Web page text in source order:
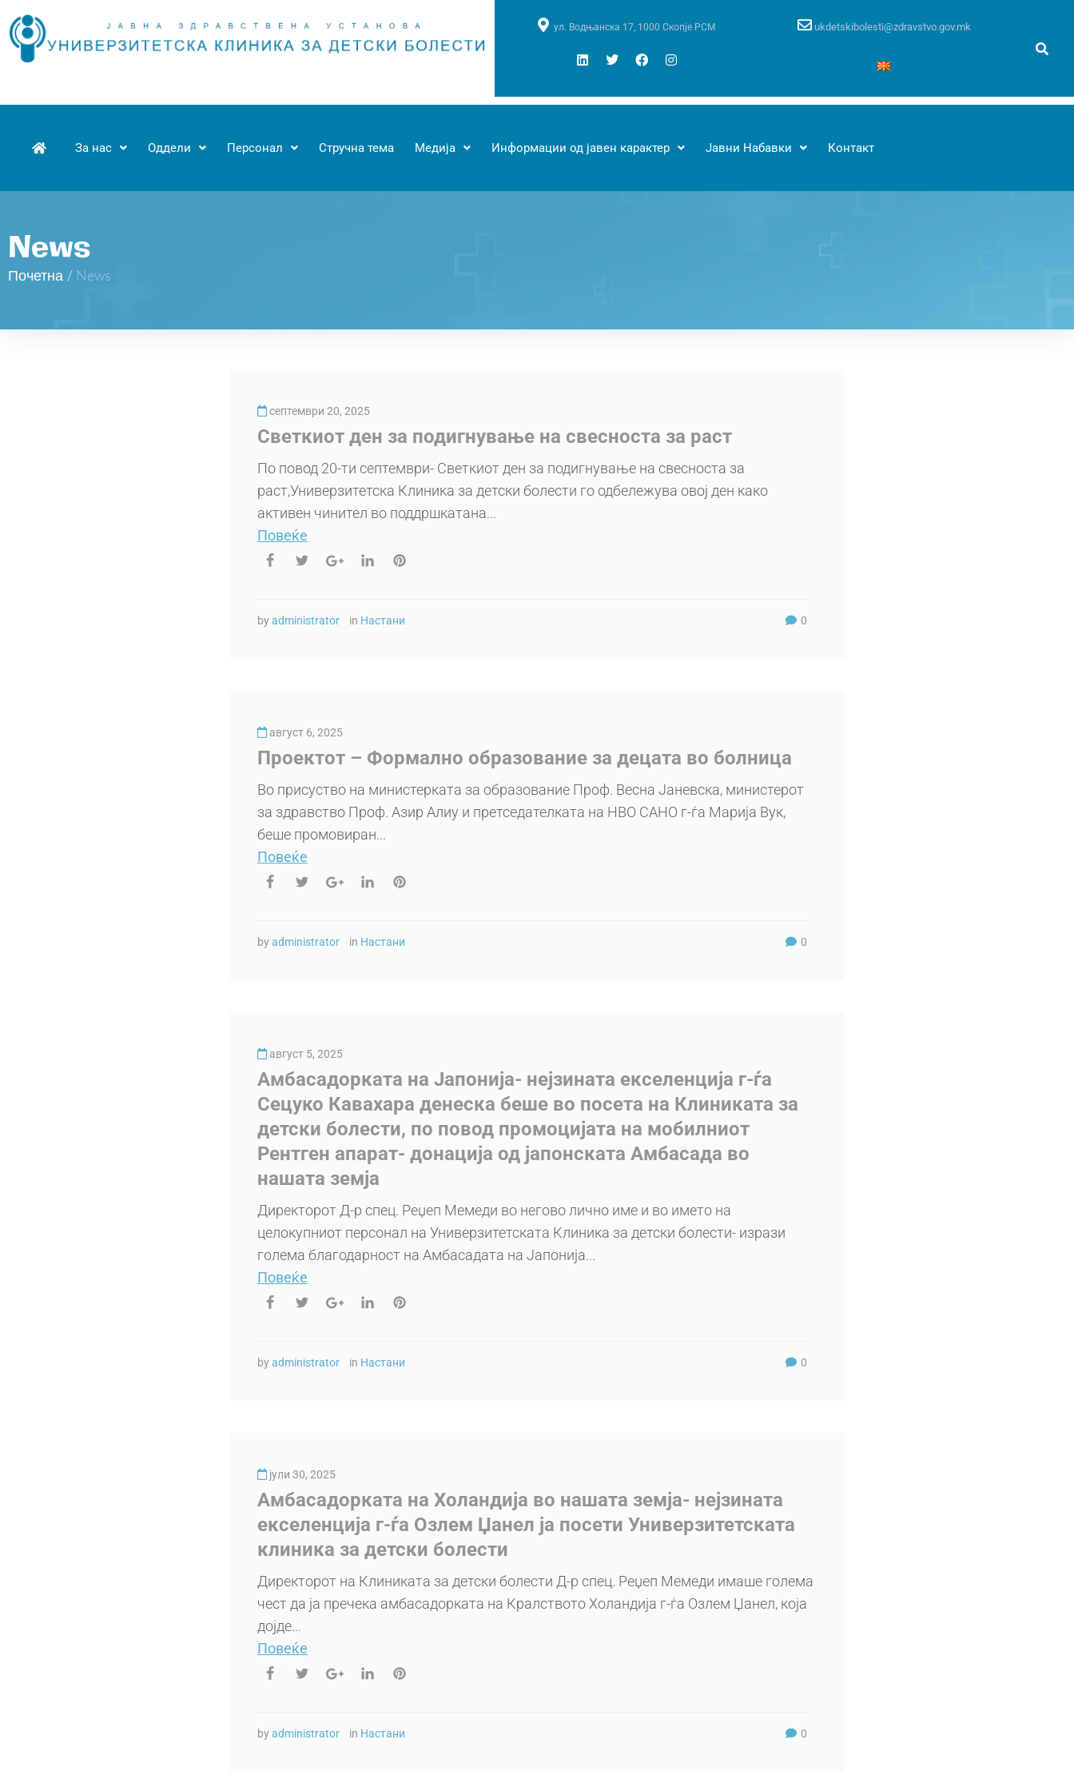
ул. Водњанска 17, 1000 Скопје РСМ ukdetskibolesti@zdravstvo.gov.mk
За нас Оддели Персонал Стручна тема Медија Информации од јавен карактер Јавни Набавки Контакт
News
Почетна / News
септември 20, 2025
Светкиот ден за подигнување на свесностa зa pacт
По повод 20-ти септември- Светкиот ден за подигнување на свесностa зa
pacт,Универзитетска Клиника за детски болести го одбележува овој ден како
активен чинител во поддршкатана...
Повеќе
byadministrator in Настани 0
август 6, 2025
Проектот – Формално образование за децата во болница
Во присуство на министерката за образование Проф. Весна Јаневска, министерот
за здравство Проф. Азир Алиу и претседателката на НВО САНО г-ѓа Марија Вук,
беше промовиран...
Повеќе
byadministrator in Настани 0
август 5, 2025
Амбасадорката на Јапонија- нејзината екселенција г-ѓа
Сецуко Кавахара денеска беше во посета на Клиниката за
детски болести, по повод промоцијата на мобилниот
Рентген апарат- донација од јапонската Амбасада во
нашата земја
Директорот Д-р спец. Реџеп Мемеди во негово лично име и во името на
целокупниот персонал на Универзитетската Клиника за детски болести- изрази
голема благодарност на Амбасадата на Јапонија...
Повеќе
byadministrator in Настани 0
јули 30, 2025
Амбасадорката на Холандија во нашата земја- нејзината
екселенција г-ѓа Озлем Џанел ја посети Универзитетската
клиника за детски болести
Директорот на Клиниката за детски болести Д-р спец. Реџеп Мемеди имаше голема
чест да ја пречека амбасадорката на Кралството Холандија г-ѓа Озлем Џанел, која
дојде...
Повеќе
byadministrator in Настани 0